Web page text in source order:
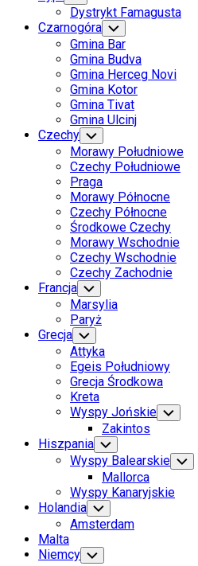
Child
Menu
Dystrykt Famagusta
Czarnogóra Toggle
Child
Menu
Gmina Bar
Gmina Budva
Gmina Herceg Novi
Gmina Kotor
Gmina Tivat
Gmina Ulcinj
Czechy Toggle
Child
Menu
Morawy Południowe
Czechy Południowe
Praga
Morawy Północne
Czechy Północne
Środkowe Czechy
Morawy Wschodnie
Czechy Wschodnie
Czechy Zachodnie
Francja Toggle
Child
Menu
Marsylia
Paryż
Grecja Toggle
Child
Menu
Attyka
Egeis Południowy
Grecja Środkowa
Kreta
Wyspy Jońskie Toggle
Child
Zakintos
Hiszpania Toggle
Child
Menu
Wyspy Balearskie
Child
Mallorca
Wyspy Kanaryjskie
Holandia Toggle
Child
Menu
Amsterdam
Malta
Niemcy Toggle